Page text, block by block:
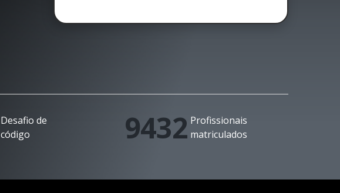
Desafio de
código
9432 Profissionais
matriculados